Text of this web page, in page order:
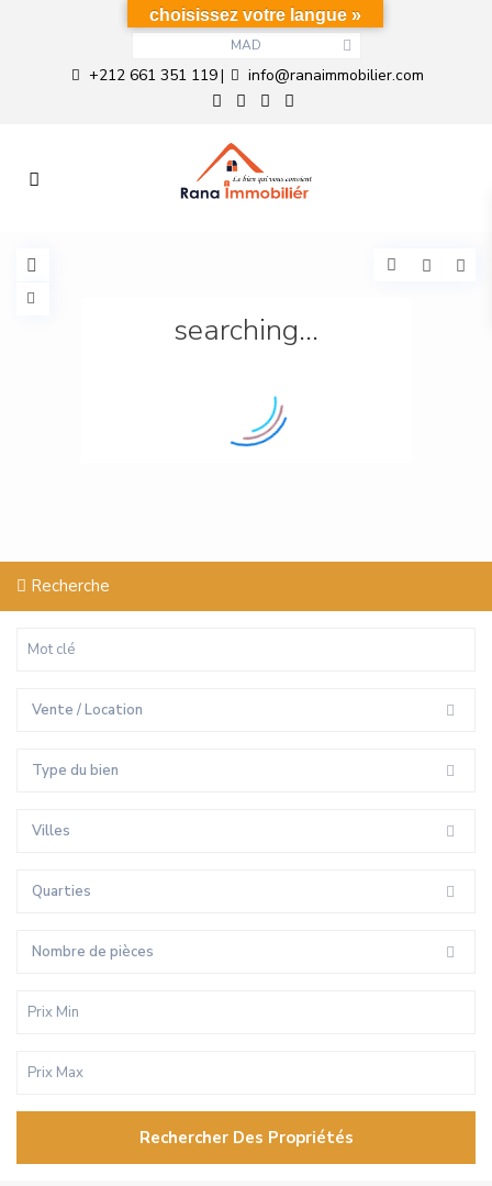
MAD
+212 661 351 119| info@ranaimmobilier.com
searching...
Recherche
Vente / Location
Type du bien
Villes
Quarties
Nombre de pièces
Rechercher Des Propriétés
choisissez votre langue »